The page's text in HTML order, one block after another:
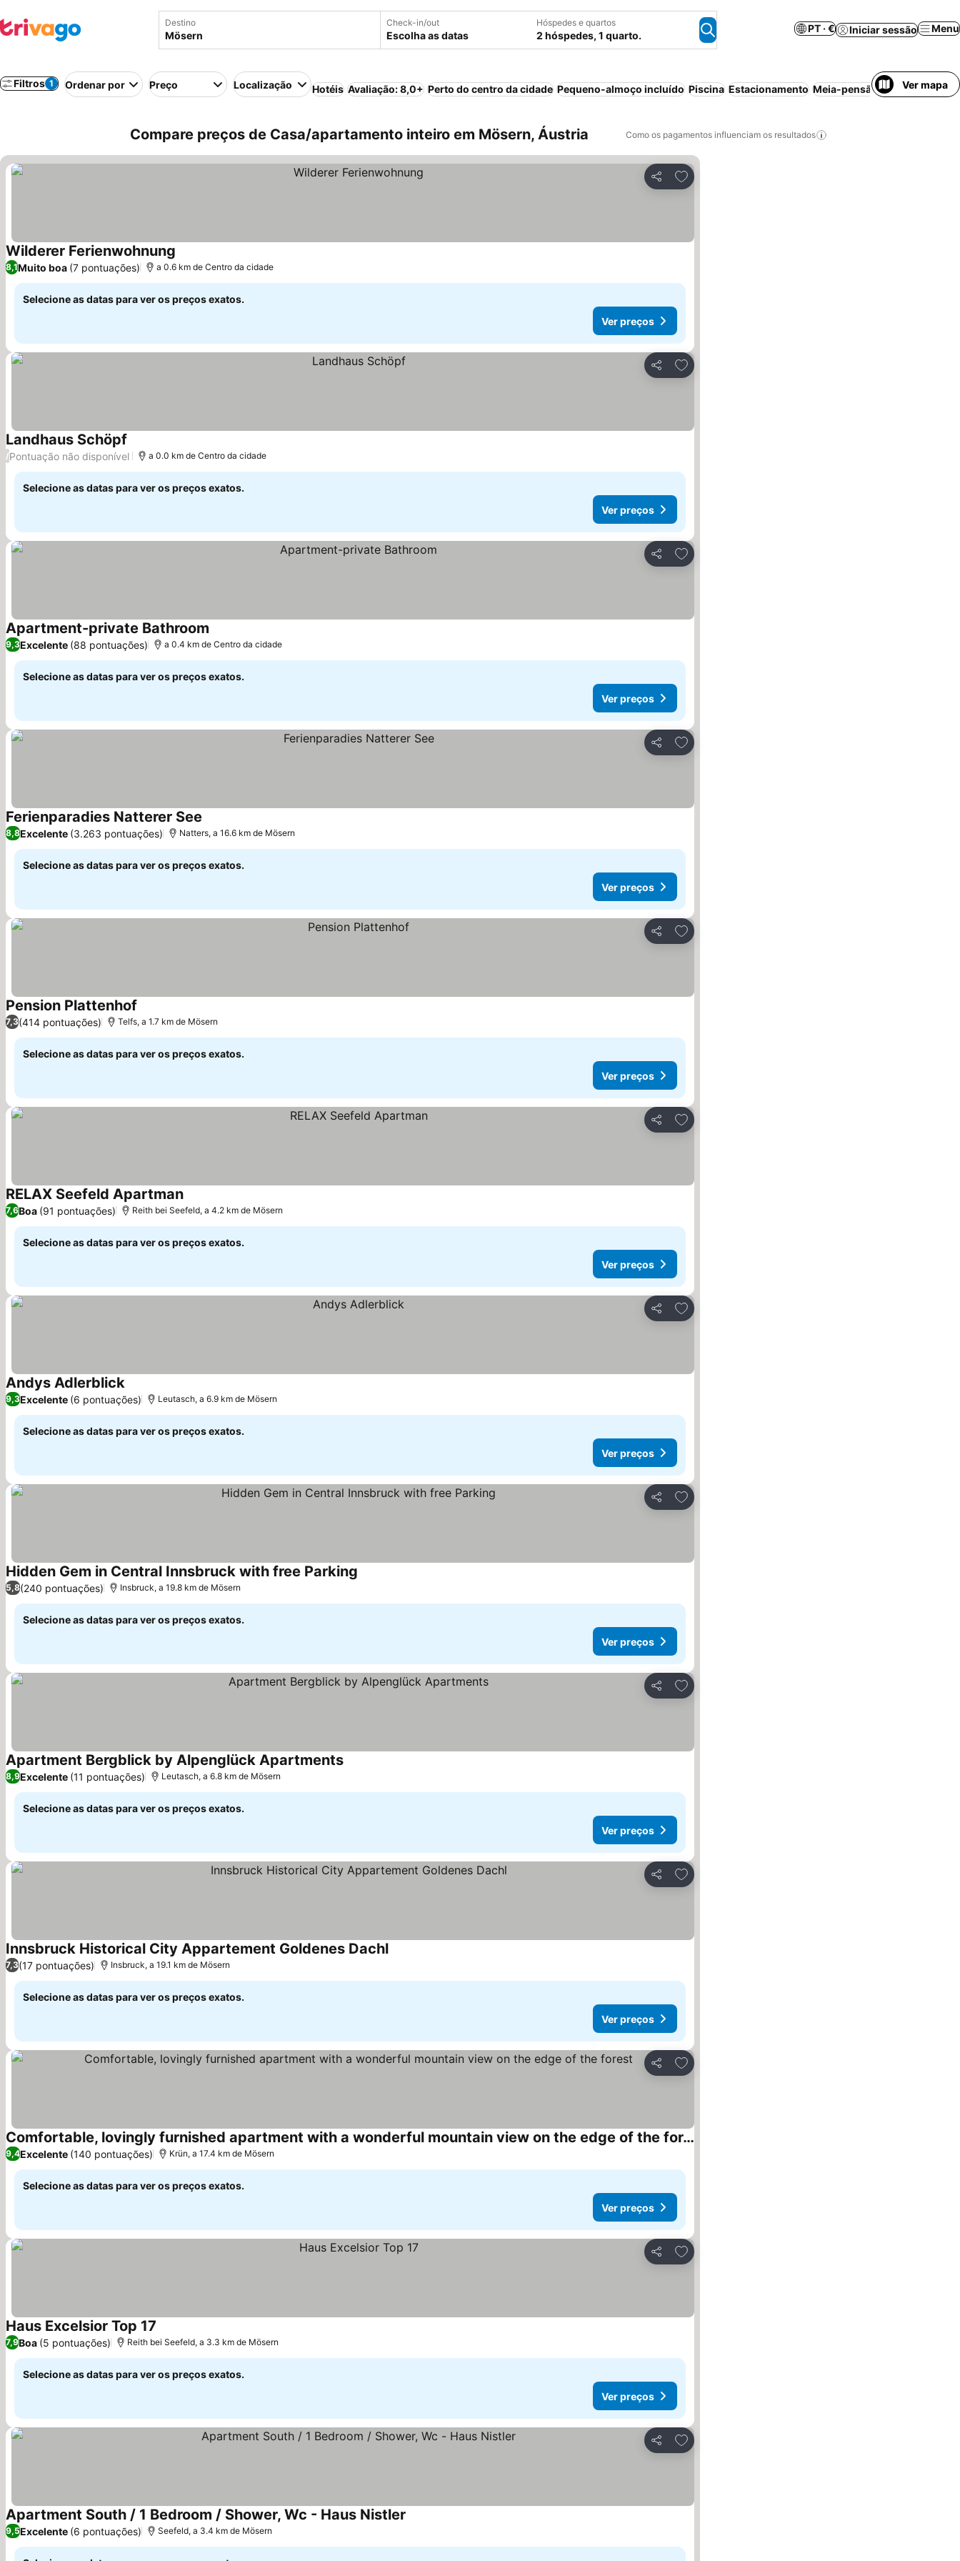
Destino Check-in/out
Escolha as datas
Hóspedes e quartos
2 hóspedes, 1 quarto.
PT · € Iniciar sessão Menu
Filtros 1 Ordenar por Preço Localização Hotéis Avaliação: 8,0+ Perto do centro da cidade Pequeno-almoço incluído Piscina Estacionamento Meia-pensão Aparthotel
Ver mapa
Compare preços de Casa/apartamento inteiro em Mösern, Áustria Como os pagamentos influenciam os resultados
Partilhar
Adicionar aos favoritos
Wilderer Ferienwohnung
8,1Muito boa (7 pontuações) a 0.6 km de Centro da cidade
Selecione as datas para ver os preços exatos.
Ver preços
Partilhar
Adicionar aos favoritos
Landhaus Schöpf
/Pontuação não disponível a 0.0 km de Centro da cidade
Selecione as datas para ver os preços exatos.
Ver preços
Partilhar
Adicionar aos favoritos
Apartment-private Bathroom
9,3Excelente (88 pontuações) a 0.4 km de Centro da cidade
Selecione as datas para ver os preços exatos.
Ver preços
Partilhar
Adicionar aos favoritos
Ferienparadies Natterer See
8,8Excelente (3.263 pontuações) Natters, a 16.6 km de Mösern
Selecione as datas para ver os preços exatos.
Ver preços
Partilhar
Adicionar aos favoritos
Pension Plattenhof
7,3(414 pontuações) Telfs, a 1.7 km de Mösern
Selecione as datas para ver os preços exatos.
Ver preços
Partilhar
Adicionar aos favoritos
RELAX Seefeld Apartman
7,6Boa (91 pontuações) Reith bei Seefeld, a 4.2 km de Mösern
Selecione as datas para ver os preços exatos.
Ver preços
Partilhar
Adicionar aos favoritos
Andys Adlerblick
9,3Excelente (6 pontuações) Leutasch, a 6.9 km de Mösern
Selecione as datas para ver os preços exatos.
Ver preços
Partilhar
Adicionar aos favoritos
Hidden Gem in Central Innsbruck with free Parking
5,8(240 pontuações) Insbruck, a 19.8 km de Mösern
Selecione as datas para ver os preços exatos.
Ver preços
Partilhar
Adicionar aos favoritos
Apartment Bergblick by Alpenglück Apartments
8,9Excelente (11 pontuações) Leutasch, a 6.8 km de Mösern
Selecione as datas para ver os preços exatos.
Ver preços
Partilhar
Adicionar aos favoritos
Innsbruck Historical City Appartement Goldenes Dachl
7,3(17 pontuações) Insbruck, a 19.1 km de Mösern
Selecione as datas para ver os preços exatos.
Ver preços
Partilhar
Adicionar aos favoritos
Comfortable, lovingly furnished apartment with a wonderful mountain view on the edge of the forest
9,4Excelente (140 pontuações) Krün, a 17.4 km de Mösern
Selecione as datas para ver os preços exatos.
Ver preços
Partilhar
Adicionar aos favoritos
Haus Excelsior Top 17
7,9Boa (5 pontuações) Reith bei Seefeld, a 3.3 km de Mösern
Selecione as datas para ver os preços exatos.
Ver preços
Partilhar
Adicionar aos favoritos
Apartment South / 1 Bedroom / Shower, Wc - Haus Nistler
9,5Excelente (6 pontuações) Seefeld, a 3.4 km de Mösern